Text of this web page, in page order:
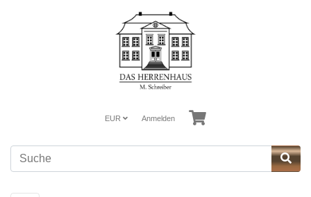
EUR Anmelden